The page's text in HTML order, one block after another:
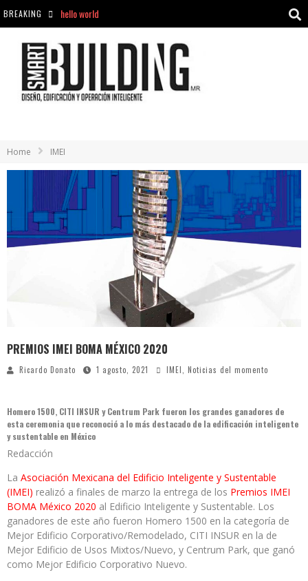
BREAKING
hello world
hello world
Home IMEI
PREMIOS IMEI BOMA MÉXICO 2020
Ricardo Donato 1 agosto, 2021 IMEI, Noticias del momento
Homero 1500, CITI INSUR y Centrum Park fueron los grandes ganadores de
esta ceremonia que reconoció a lo más destacado de la edificación inteligente
y sustentable en México
Redacción
La Asociación Mexicana del Edificio Inteligente y Sustentable
(IMEI) realizó a finales de marzo la entrega de los Premios IMEI
BOMA México 2020 al Edificio Inteligente y Sustentable. Los
ganadores de este año fueron Homero 1500 en la categoría de
Mejor Edificio Corporativo/Remodelado, CITI INSUR en la de
Mejor Edificio de Usos Mixtos/Nuevo, y Centrum Park, que ganó
como Mejor Edificio Corporativo Nuevo.